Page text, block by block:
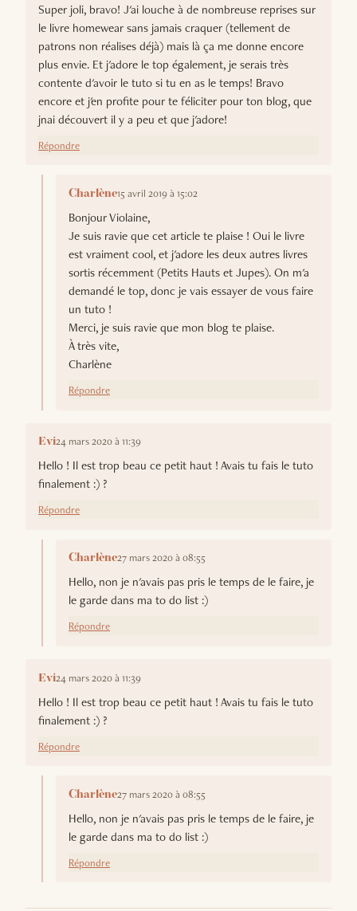
Super joli, bravo! J'ai louche à de nombreuse reprises sur
le livre homewear sans jamais craquer (tellement de
patrons non réalises déjà) mais là ça me donne encore
plus envie. Et j'adore le top également, je serais très
contente d'avoir le tuto si tu en as le temps! Bravo
encore et j'en profite pour te féliciter pour ton blog, que
jnai découvert il y a peu et que j'adore!
Répondre
Charlène15 avril 2019 à 15:02
Bonjour Violaine,
Je suis ravie que cet article te plaise ! Oui le livre
est vraiment cool, et j'adore les deux autres livres
sortis récemment (Petits Hauts et Jupes). On m'a
demandé le top, donc je vais essayer de vous faire
un tuto !
Merci, je suis ravie que mon blog te plaise.
À très vite,
Charlène
Répondre
Evi24 mars 2020 à 11:39
Hello ! Il est trop beau ce petit haut ! Avais tu fais le tuto
finalement :) ?
Répondre
Charlène27 mars 2020 à 08:55
Hello, non je n'avais pas pris le temps de le faire, je
le garde dans ma to do list :)
Répondre
Evi24 mars 2020 à 11:39
Hello ! Il est trop beau ce petit haut ! Avais tu fais le tuto
finalement :) ?
Répondre
Charlène27 mars 2020 à 08:55
Hello, non je n'avais pas pris le temps de le faire, je
le garde dans ma to do list :)
Répondre